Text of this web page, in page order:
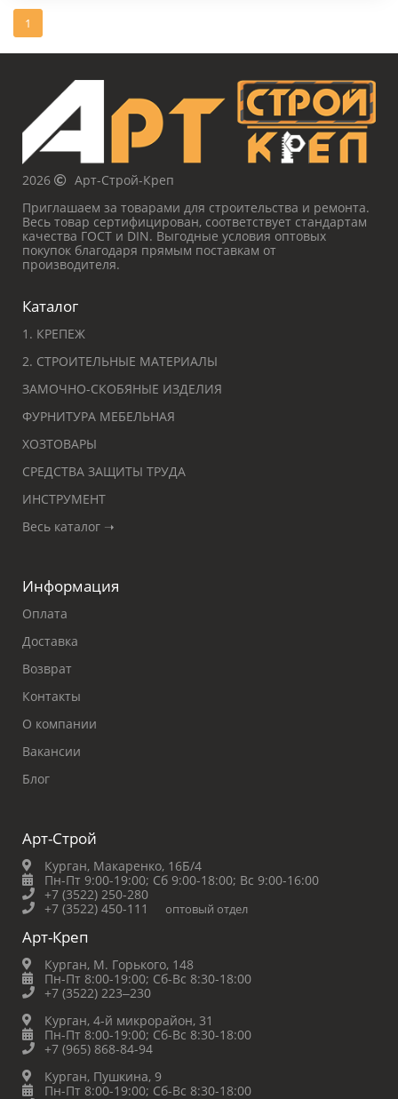
1
2026
Арт-Строй-Креп
Приглашаем за товарами для строительства и ремонта.
Весь товар сертифицирован, соответствует стандартам
качества ГОСТ и DIN. Выгодные условия оптовых
покупок благодаря прямым поставкам от
производителя.
Каталог
1. КРЕПЕЖ
2. СТРОИТЕЛЬНЫЕ МАТЕРИАЛЫ
ЗАМОЧНО-СКОБЯНЫЕ ИЗДЕЛИЯ
ФУРНИТУРА МЕБЕЛЬНАЯ
ХОЗТОВАРЫ
СРЕДСТВА ЗАЩИТЫ ТРУДА
ИНСТРУМЕНТ
Весь каталог ➝
Информация
Оплата
Доставка
Возврат
Контакты
О компании
Вакансии
Блог
Арт-Строй
Курган, Макаренко, 16Б/4
Пн-Пт 9:00-19:00; Сб 9:00-18:00; Вс 9:00-16:00
+7 (3522) 250-280
+7 (3522) 450-111
оптовый отдел
Арт-Креп
Курган, М. Горького, 148
Пн-Пт 8:00-19:00; Сб-Вс 8:30-18:00
+7 (3522) 223‒230
Курган, 4-й микрорайон, 31
Пн-Пт 8:00-19:00; Сб-Вс 8:30-18:00
+7 (965) 868-84-94
Курган, Пушкина, 9
Пн-Пт 8:00-19:00; Сб-Вс 8:30-18:00